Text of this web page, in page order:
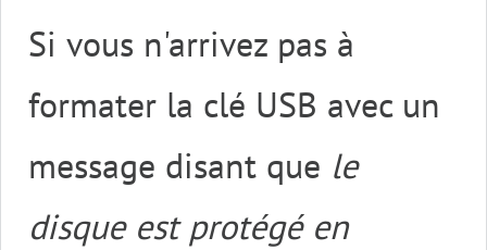
Si vous n'arrivez pas à
formater la clé USB avec un
message disant que le
disque est protégé en